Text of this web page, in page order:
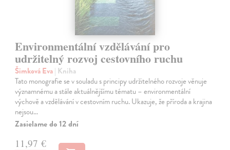
Environmentální vzdělávání pro
udržitelný rozvoj cestovního ruchu
Šimková Eva| Kniha
Tato monografie se v souladu s principy udržitelného rozvoje věnuje
významnému a stále aktuálnějšímu tématu – environmentální
výchově a vzdělávání v cestovním ruchu. Ukazuje, že příroda a krajina
nejsou…
Zasielame do 12 dní
11,97 €